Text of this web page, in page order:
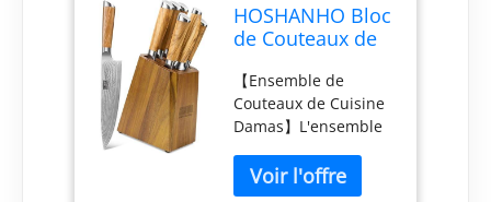
HOSHANHO Bloc
de Couteaux de
pièces de
Couteaux de
Cuisine Damas
avec Aiguiseur,
Professionnel
【Ensemble de
Couteaux de Cuisine
Damas】L'ensemble
HOSHANHO de 7
pièces répond à tous